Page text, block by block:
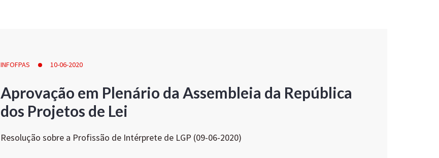
INFOFPAS 10-06-2020
Aprovação em Plenário da Assembleia da República
dos Projetos de Lei
Resolução sobre a Profissão de Intérprete de LGP (09-06-2020)